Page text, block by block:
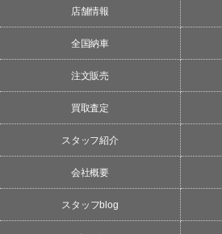
店舗情報
全国納車
注文販売
買取査定
スタッフ紹介
会社概要
スタッフblog